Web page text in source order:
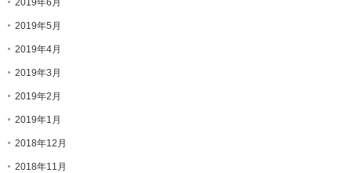
2019年5月
2019年4月
2019年3月
2019年2月
2019年1月
2018年12月
2018年11月